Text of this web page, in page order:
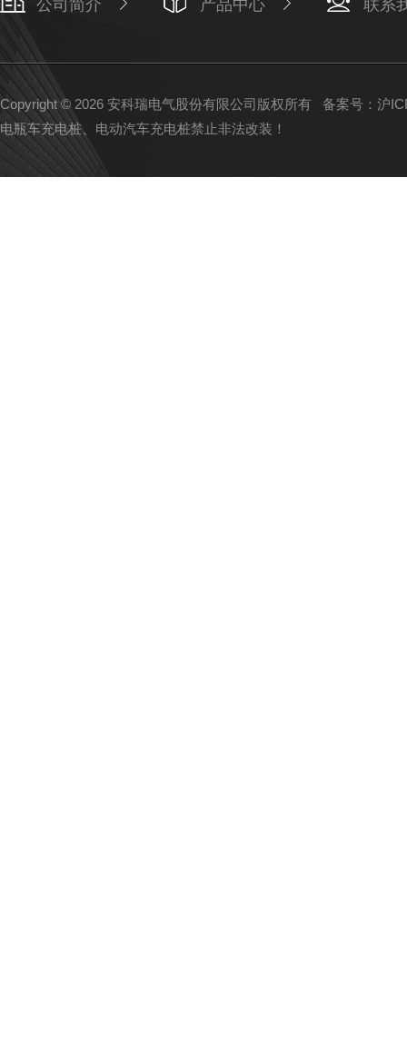
公司简介 产品中心 联系
Copyright © 2026 安科瑞电气股份有限公司版权所有 备案号：沪
电瓶车充电桩、电动汽车充电桩禁止非法改装！